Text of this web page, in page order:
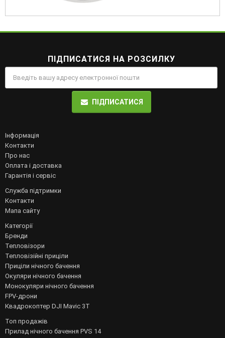
ПІДПИСАТИСЯ НА РОЗСИЛКУ
ПІДПИСАТИСЯ
Інформація
Контакти
Про нас
Оплата і доставка
Гарантія і сервіс
Служба підтримки
Контакти
Мапа сайту
Категорії
Бренди
Тепловізори
Тепловізійні приціли
Приціли нічного бачення
Окуляри нічного бачення
Монокуляри нічного бачення
FPV-дрони
Квадрокоптер DJI Mavic 3T
Топ продажів
Прилад нічного бачення PVS 14